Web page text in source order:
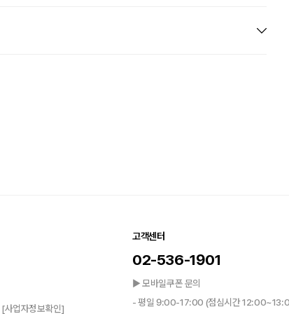
[사업자정보확인]
고객센터
02-536-1901
▶ 모바일쿠폰 문의
- 평일 9:00-17:00 (점심시간